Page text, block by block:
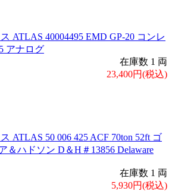
ATLAS 40004495 EMD GP-20 コンレ
アナログ
在庫数 1 両
23,400円(税込)
ATLAS 50 006 425 ACF 70ton 52ft ゴ
＆ハドソン D＆H＃13856 Delaware
在庫数 1 両
5,930円(税込)